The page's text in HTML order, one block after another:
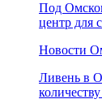
Под
центр для
Новости
Ливень в